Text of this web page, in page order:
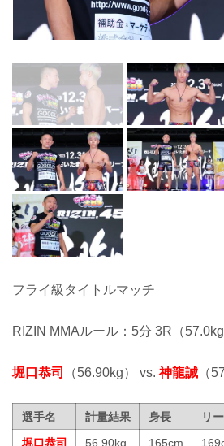
フライ級タイトルマッチ
RIZIN MMAルール：5分 3R（57.0kg
堀口恭司 （56.90kg） vs.神龍誠 （
選手名 計量結果 身長
リ
堀口恭司
56.90kg 165cm